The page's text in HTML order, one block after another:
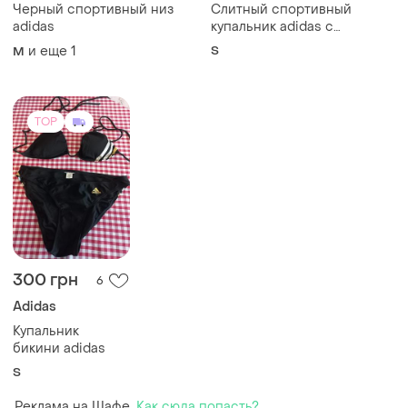
Черный спортивный низ
adidas
M и еще 1
Слитный спортивный
купальник adidas с
вырезами s (eu 38 / u9 8)
S
TOP
300 грн 6
Adidas
Купальник
бикини adidas
S